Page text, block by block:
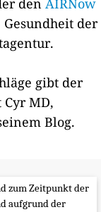
den AIRNow
der
gibt der
MD,
Blog.
zum Zeitpunkt der
aufgrund der